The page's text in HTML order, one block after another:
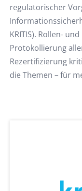
regulatorischer
KRITIS). Rollen-
Protokollierung
Rezertifizierung
die Themen – für